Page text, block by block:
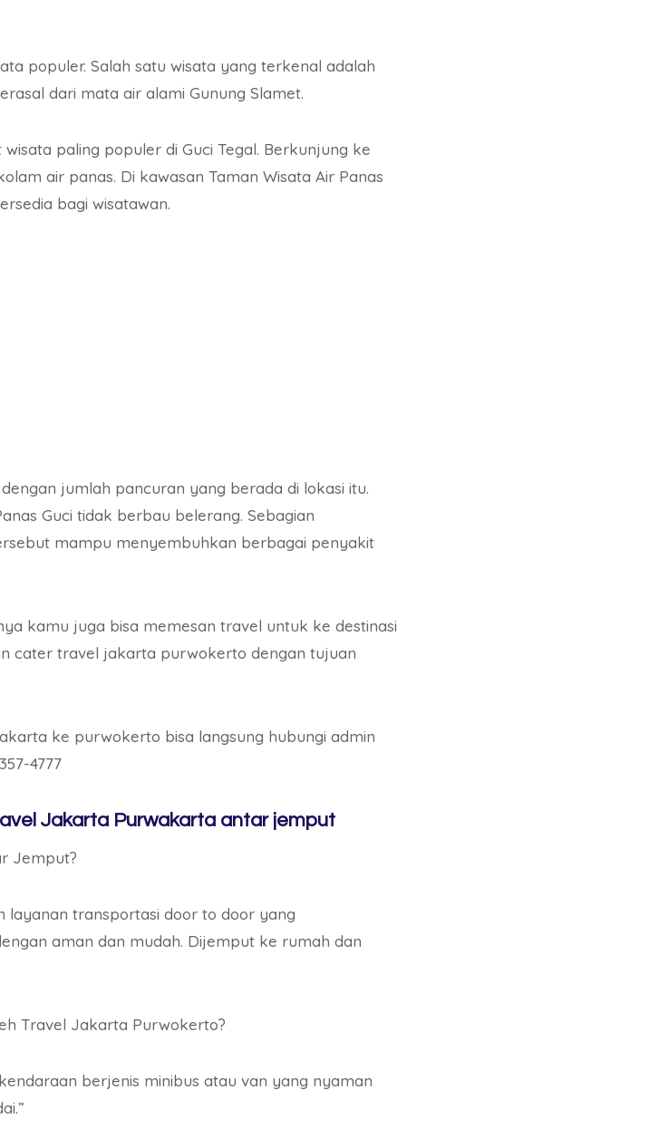
populer. Salah satu wisata yang terkenal adalah
dari mata air alami Gunung Slamet.
paling populer di Guci Tegal. Berkunjung ke
air panas. Di kawasan Taman Wisata Air Panas
bagi wisatawan.
jumlah pancuran yang berada di lokasi itu.
Guci tidak berbau belerang. Sebagian
mampu menyembuhkan berbagai penyakit
kamu juga bisa memesan travel untuk ke destinasi
cater travel jakarta purwokerto dengan tujuan
ke purwokerto bisa langsung hubungi admin
4777
Jakarta Purwakarta antar jemput
Jemput?
transportasi door to door yang
aman dan mudah. Dijemput ke rumah dan
Travel Jakarta Purwokerto?
berjenis minibus atau van yang nyaman